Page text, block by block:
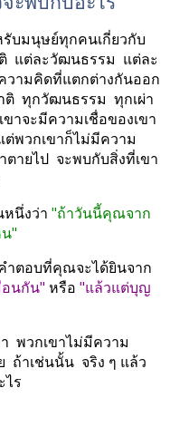
บมนุษย์ทุกคนเกี่ยวกับ
แต่ละวัฒนธรรม  แต่ละ
วามคิดที่แตกต่างกันออก
ติ  ทุกวัฒนธรรม  ทุกเผ่า
าจะมีความเชื่อของเขา
ต่พวกเขาก็ไม่มีความ
ตายไป  จะพบกับสิ่งที่เขา
หนึ่งว่า "ถ้าวันนี้คุณจาก
"
ำตอบที่คุณจะได้ยินจาก
อนกัน" หรือ "แล้วแต่บุญ
พวกเขาไม่มีความ
ถ้าเช่นนั้น  จริง ๆ แล้ว
ไร